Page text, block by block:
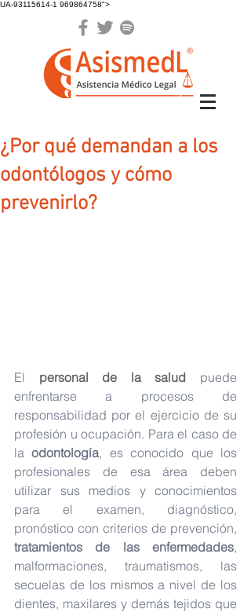
UA-93115614-1 969864758">
¿Por qué demandan a los
odontólogos y cómo
prevenirlo?
El personal de la salud puede
enfrentarse a procesos de
responsabilidad por el ejercicio de su
profesión u ocupación. Para el caso de
la odontología, es conocido que los
profesionales de esa área deben
utilizar sus medios y conocimientos
para el examen, diagnóstico,
tratamientos de las enfermedades,
malformaciones, traumatismos, las
secuelas de los mismos a nivel de los
dientes, maxilares y demás tejidos que